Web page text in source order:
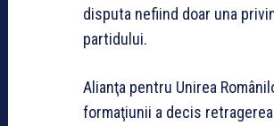
disputa nefiind doar una
partidului.
Alianţa pentru Unirea
formaţiunii a decis